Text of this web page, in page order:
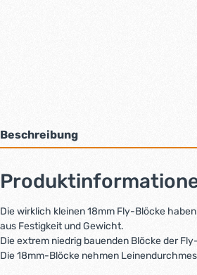
Beschreibung
Die wirklich kleinen 18mm Fly-Blöcke
aus Festigkeit und Gewicht.
Die extrem niedrig bauenden Blöcke der
Die 18mm-Blöcke nehmen